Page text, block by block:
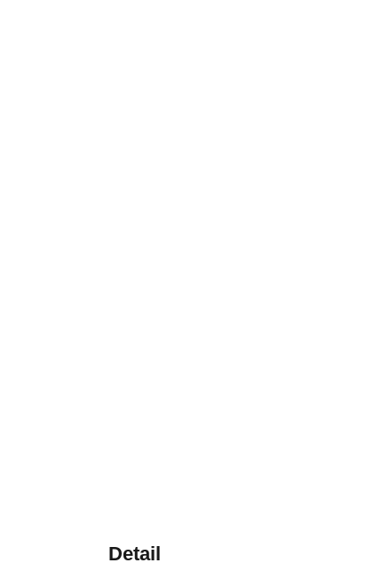
Detail